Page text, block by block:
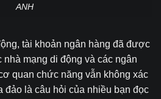
ANH
tài khoản ngân hàng đã được
mạng di động và các ngân
quan chức năng vẫn không xác
là câu hỏi của nhiều bạn đọc